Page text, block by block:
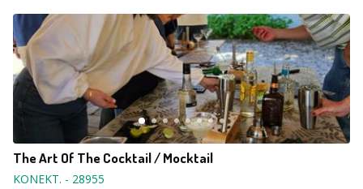
The Art Of The Cocktail / Mocktail
KONEKT. - 28955